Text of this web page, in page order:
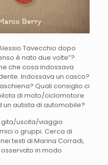
Tavecchio dopo
è nato due volte”?
che cosa indossava
Indossava un casco?
Quali consiglio ci
di moto/ciclomotore
un autista di automobile?
gita/uscita/viaggio
o gruppi. Cerca di
testi di Marina Corradi,
in modo